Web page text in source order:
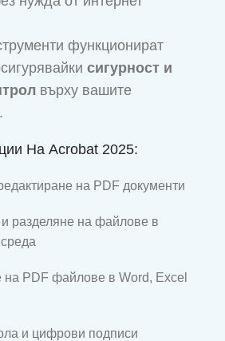
функционират
сигурност и
върху вашите
На Acrobat 2025:
на PDF документи
разделяне на файлове в
на PDF файлове в Word, Excel
и цифрови подписи